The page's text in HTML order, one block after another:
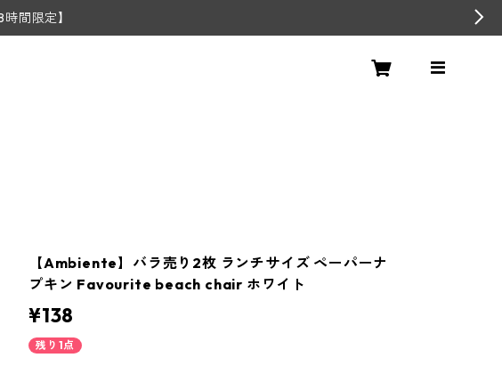
時間限定】
【Ambiente】バラ売り2枚 ランチサイズ ペーパーナ
プキン Favourite beach chair ホワイト
¥138
残り1点